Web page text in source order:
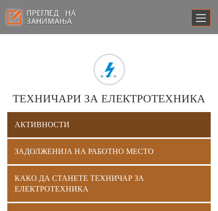
ТЕХНИЧАРИ ЗА ЕЛЕКТРОТЕХНИКА
АКТИВНОСТИ
ЗАДОЛЖЕНИЈА НА РАБОТНО МЕСТО
КАКО ДА СТАНЕТЕ ТЕХНИЧАР ЗА
ЕЛЕКТРОТЕХНИКА